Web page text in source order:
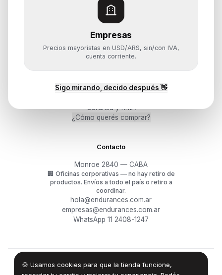
Empresas
Precios mayoristas en USD/ARS, sin/con IVA,
cuenta corriente.
Sigo mirando, decido después 👋
🍪 Usamos cookies para que la tienda funcione,
Servidores y NAS
Componentes
Monitores y Pantallas
Ayuda
Mis pedidos
Garantía y RMA
¿Cómo querés comprar?
Contacto
Monroe 2840 — CABA
🏢 Oficinas corporativas — no hay retiro de
productos. Envíos a todo el país o retiro a
coordinar.
hola@endurances.com.ar
empresas@endurances.com.ar
WhatsApp 11 2408-1247
© 2026Endurances Technology SA · CUIT 30-71861942-0